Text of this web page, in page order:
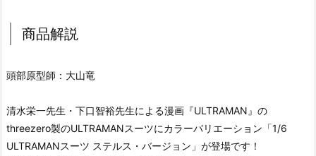
商品解説
頭部原型師：大山竜
清水栄一先生・下口智裕先生による漫画『ULTRAMAN』の
threezero製のULTRAMANスーツにカラーバリエーション「1/6
ULTRAMANスーツ ステルス・バージョン」が登場です！